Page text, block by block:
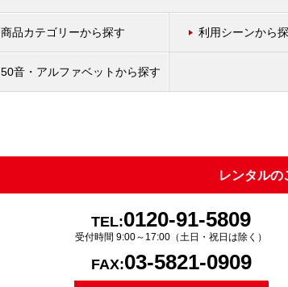
商品カテゴリーから探す 利用シーンから
50音・アルファベットから探す
レンタルの
TEL:0120-91-5809
受付時間 9:00～17:00（土日・祝日は除く）
FAX:03-5821-0909